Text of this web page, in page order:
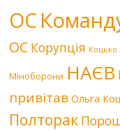
ОС
ОС Корупція Коцько
Міноборони НАЄВ
привітав Ольга
Полторак